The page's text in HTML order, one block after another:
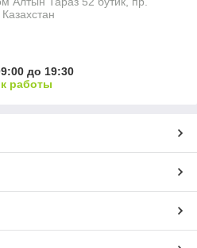
до 19:30
работы